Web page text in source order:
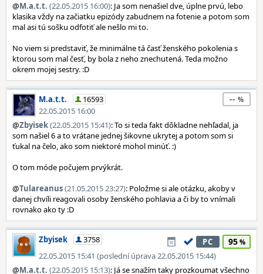
@M.a.t.t. (22.05.2015 16:00): Ja som nenašiel dve, úplne prvú, lebo
klasika vždy na začiatku epizódy zabudnem na fotenie a potom som
mal asi tú sošku odfotiť ale nešlo mi to.
No viem si predstaviť, že minimálne tá časť ženského pokolenia s
ktorou som mal česť, by bola z neho znechutená. Teda možno
okrem mojej sestry. :D
M.a.t.t.
16593
22.05.2015 16:00
--
@Zbyisek(22.05.2015 15:41): To si teda fakt dôkladne nehľadal, ja
som našiel 6 a to vrátane jednej šikovne ukrytej a potom som si
ťukal na čelo, ako som niektoré mohol minúť. :)
O tom móde počujem prvýkrát.
@Tulareanus(21.05.2015 23:27): Položme si ale otázku, akoby v
danej chvíli reagovali osoby ženského pohlavia a či by to vnímali
rovnako ako ty :D
Zbyisek
3758
22.05.2015 15:41 (poslední úprava 22.05.2015 15:44)
PC 95
@M.a.t.t. (22.05.2015 15:13): Já se snažím taky prozkoumat všechno